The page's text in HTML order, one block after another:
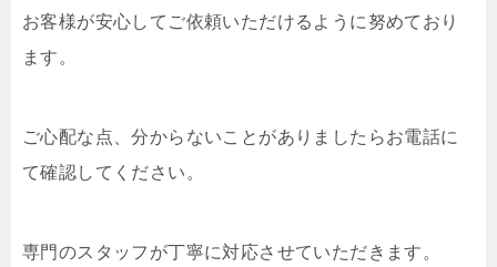
お客様が安心してご依頼いただけるように努めており
ます。
ご心配な点、分からないことがありましたらお電話に
て確認してください。
専門のスタッフが丁寧に対応させていただきます。